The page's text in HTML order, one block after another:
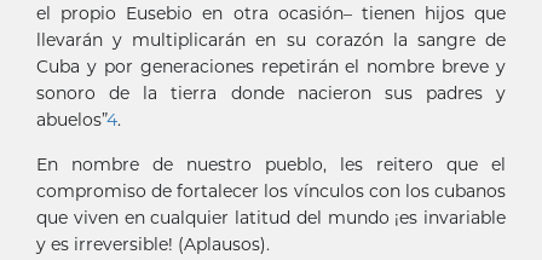
el propio Eusebio en otra ocasión– tienen hijos que
llevarán y multiplicarán en su corazón la sangre de
Cuba y por generaciones repetirán el nombre breve y
sonoro de la tierra donde nacieron sus padres y
abuelos”4.
En nombre de nuestro pueblo, les reitero que el
compromiso de fortalecer los vínculos con los cubanos
que viven en cualquier latitud del mundo ¡es invariable
y es irreversible! (Aplausos).